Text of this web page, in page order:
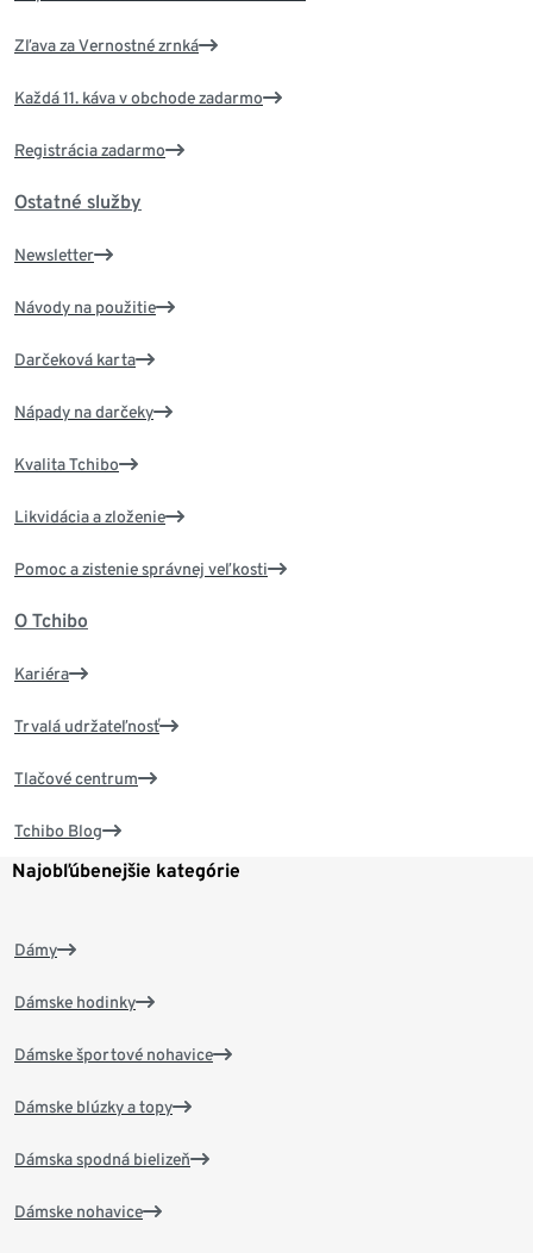
Zľava za Vernostné zrnká
Každá 11. káva v obchode zadarmo
Registrácia zadarmo
Ostatné služby
Newsletter
Návody na použitie
Darčeková karta
Nápady na darčeky
Kvalita Tchibo
Likvidácia a zloženie
Pomoc a zistenie správnej veľkosti
O Tchibo
Kariéra
Trvalá udržateľnosť
Tlačové centrum
Tchibo Blog
Najobľúbenejšie kategórie
Dámy
Dámske hodinky
Dámske športové nohavice
Dámske blúzky a topy
Dámska spodná bielizeň
Dámske nohavice